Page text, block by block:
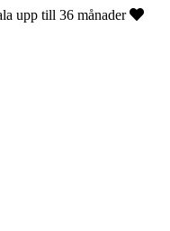
upp till 36 månader